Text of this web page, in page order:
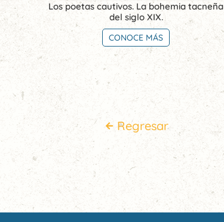
Los poetas cautivos. La bohemia tacneña
del siglo XIX.
CONOCE MÁS
Regresar